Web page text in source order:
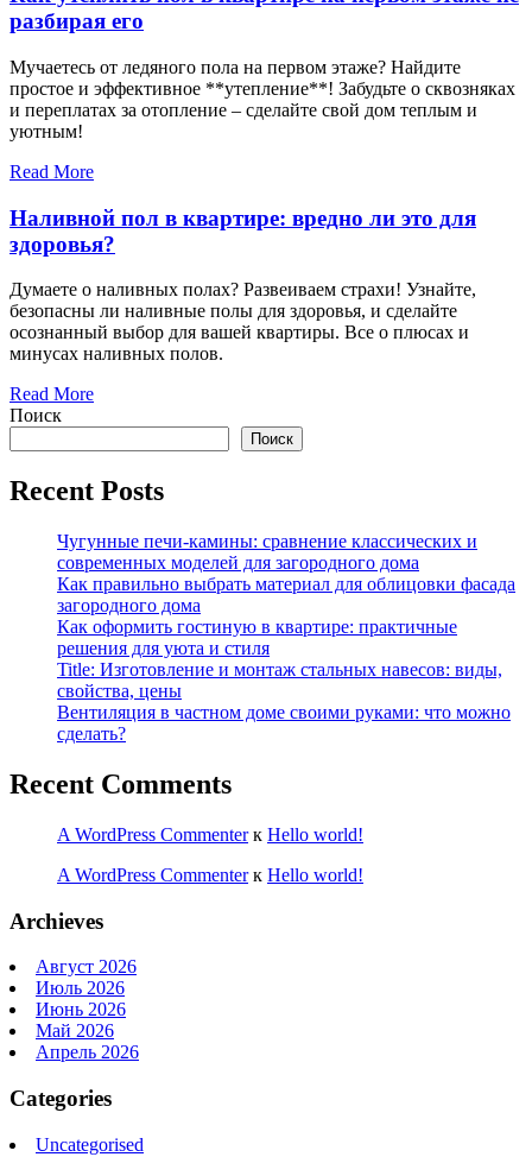
разбирая его
Мучаетесь от ледяного пола на первом этаже? Найдите
простое и эффективное **утепление**! Забудьте о сквозняках
и переплатах за отопление – сделайте свой дом теплым и
уютным!
Read More
Наливной пол в квартире: вредно ли это для
здоровья?
Думаете о наливных полах? Развеиваем страхи! Узнайте,
безопасны ли наливные полы для здоровья, и сделайте
осознанный выбор для вашей квартиры. Все о плюсах и
минусах наливных полов.
Read More
Поиск
Поиск
Recent Posts
Чугунные печи-камины: сравнение классических и
современных моделей для загородного дома
Как правильно выбрать материал для облицовки фасада
загородного дома
Как оформить гостиную в квартире: практичные
решения для уюта и стиля
Title: Изготовление и монтаж стальных навесов: виды,
свойства, цены
Вентиляция в частном доме своими руками: что можно
сделать?
Recent Comments
A WordPress Commenterк Hello world!
A WordPress Commenterк Hello world!
Archieves
Август 2026
Июль 2026
Июнь 2026
Май 2026
Апрель 2026
Categories
Uncategorised